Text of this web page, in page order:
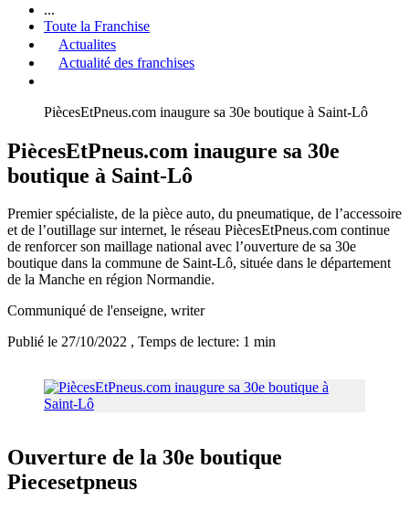
...
Toute la Franchise
Actualites
Actualité des franchises
PiècesEtPneus.com inaugure sa 30e boutique à Saint-Lô
PiècesEtPneus.com inaugure sa 30e
boutique à Saint-Lô
Premier spécialiste, de la pièce auto, du pneumatique, de l’accessoire
et de l’outillage sur internet, le réseau PiècesEtPneus.com continue
de renforcer son maillage national avec l’ouverture de sa 30e
boutique dans la commune de Saint-Lô, située dans le département
de la Manche en région Normandie.
Communiqué de l'enseigne, writer
Publié le 27/10/2022 , Temps de lecture: 1 min
Ouverture de la 30e boutique
Piecesetpneus